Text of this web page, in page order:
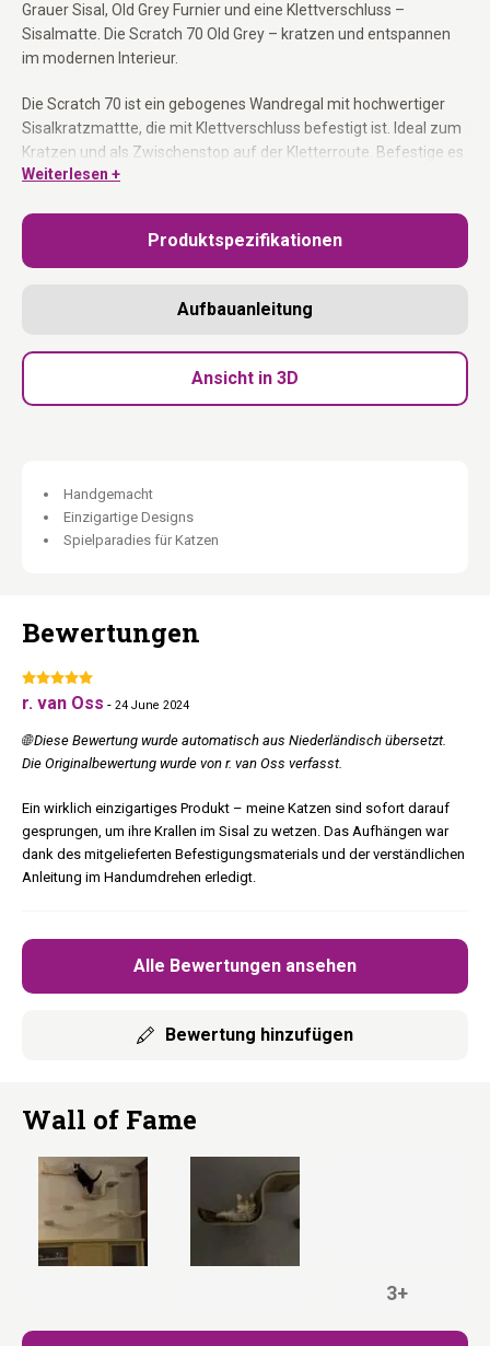
Grauer Sisal, Old Grey Furnier und eine Klettverschluss –
Sisalmatte. Die Scratch 70 Old Grey – kratzen und entspannen
im modernen Interieur.
Die Scratch 70 ist ein gebogenes Wandregal mit hochwertiger
Sisalkratzmattte, die mit Klettverschluss befestigt ist. Ideal zum
Kratzen und als Zwischenstop auf der Kletterroute. Befestige es
niedrig für Kätzchen oder Senioren, oder hoch für aktive
zwischen zwei Elementen.
Gebogene Kratzplatte 70 cm:Kratzen und entspannen in
Hochwertiger Grauer Sisal per Klettverschluss:
Hochbelastbare Z – Halterung inklusive:
erweiterbar.
Unsere Holzmöbel werden (teilweise) in Handarbeit aus natürlichen
Weiterlesen +
Produktspezifikationen
Aufbauanleitung
Ansicht in 3D
Handgemacht
Einzigartige Designs
Spielparadies für Katzen
Bewertungen
Alle Bewertungen ansehen
Bewertung hinzufügen
r. van Oss - 24 June 2024
🌐 Diese Bewertung wurde automatisch aus Niederländisch übersetzt.
Die Originalbewertung wurde von r. van Oss verfasst.
Ein wirklich einzigartiges Produkt – meine Katzen sind sofort darauf
gesprungen, um ihre Krallen im Sisal zu wetzen. Das Aufhängen war
dank des mitgelieferten Befestigungsmaterials und der verständlichen
Anleitung im Handumdrehen erledigt.
Wall of Fame
3+